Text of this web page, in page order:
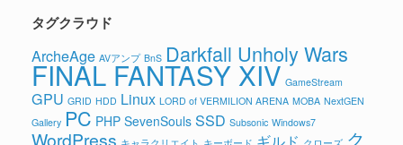
タグクラウド
ArcheAge AVアンプ BnS Darkfall Unholy Wars
FINAL FANTASY XIV GameStream
GPU GRID HDD Linux LORD of VERMILION ARENA MOBA NextGEN
Gallery PC PHP SevenSouls SSD Subsonic Windows7
WordPress ギルド
ク